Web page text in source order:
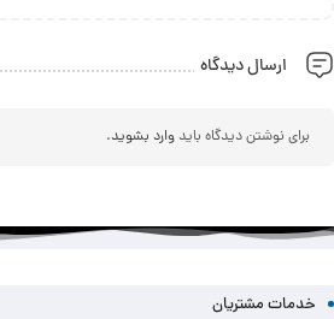
ارسال دیدگاه
برای نوشتن دیدگاه بایدوارد بشوید.
خدمات مشتریان